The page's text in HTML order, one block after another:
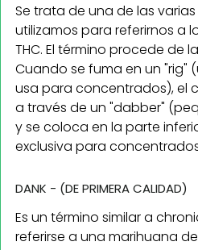
Se trata de una de las
utilizamos para referirnos a
THC. El término procede de
Cuando se fuma en un "rig"
usa para concentrados), el
a través de un "dabber"
y se coloca en la parte
exclusiva para
DANK - (DE PRIMERA CALIDAD)
Es un término similar a
referirse a una marihuana